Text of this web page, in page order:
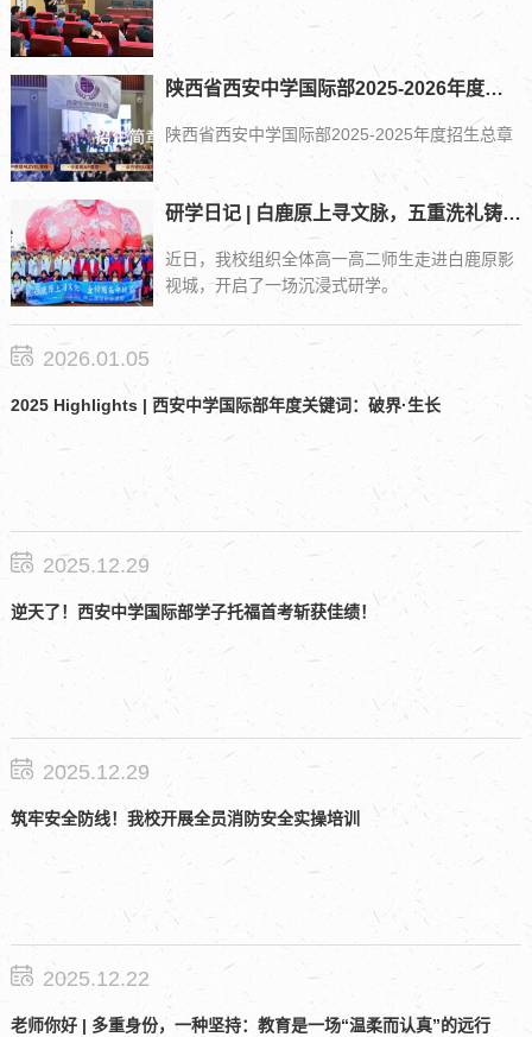
陕西省西安中学国际部2025-2026年度招生总章
陕西省西安中学国际部2025-2025年度招生总章
研学日记 | 白鹿原上寻文脉，五重洗礼铸风骨
近日，我校组织全体高一高二师生走进白鹿原影
视城，开启了一场沉浸式研学。
2026.01.05
2025 Highlights | 西安中学国际部年度关键词：破界·生长
2025.12.29
逆天了！西安中学国际部学子托福首考斩获佳绩！
2025.12.29
筑牢安全防线！我校开展全员消防安全实操培训
2025.12.22
老师你好 | 多重身份，一种坚持：教育是一场“温柔而认真”的远行